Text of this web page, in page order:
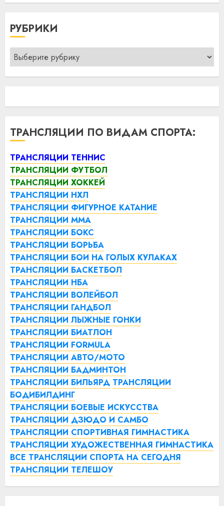
РУБРИКИ
Рубрики
ТРАНСЛЯЦИИ ПО ВИДАМ СПОРТА:
ТРАНСЛЯЦИИ ТЕННИС
ТРАНСЛЯЦИИ ФУТБОЛ
ТРАНСЛЯЦИИ ХОККЕЙ
ТРАНСЛЯЦИИ НХЛ
ТРАНСЛЯЦИИ ФИГУРНОЕ КАТАНИЕ
ТРАНСЛЯЦИИ ММА
ТРАНСЛЯЦИИ БОКС
ТРАНСЛЯЦИИ БОРЬБА
ТРАНСЛЯЦИИ БОИ НА ГОЛЫХ КУЛАКАХ
ТРАНСЛЯЦИИ БАСКЕТБОЛ
ТРАНСЛЯЦИИ НБА
ТРАНСЛЯЦИИ ВОЛЕЙБОЛ
ТРАНСЛЯЦИИ ГАНДБОЛ
ТРАНСЛЯЦИИ ЛЫЖНЫЕ ГОНКИ
ТРАНСЛЯЦИИ БИАТЛОН
ТРАНСЛЯЦИИ FORMULA
ТРАНСЛЯЦИИ АВТО/МОТО
ТРАНСЛЯЦИИ БАДМИНТОН
ТРАНСЛЯЦИИ БИЛЬЯРД ТРАНСЛЯЦИИ
БОДИБИЛДИНГ
ТРАНСЛЯЦИИ БОЕВЫЕ ИСКУССТВА
ТРАНСЛЯЦИИ ДЗЮДО И САМБО
ТРАНСЛЯЦИИ СПОРТИВНАЯ ГИМНАСТИКА
ТРАНСЛЯЦИИ ХУДОЖЕСТВЕННАЯ ГИМНАСТИКА
ВСЕ ТРАНСЛЯЦИИ СПОРТА НА СЕГОДНЯ
ТРАНСЛЯЦИИ ТЕЛЕШОУ